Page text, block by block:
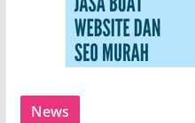
News